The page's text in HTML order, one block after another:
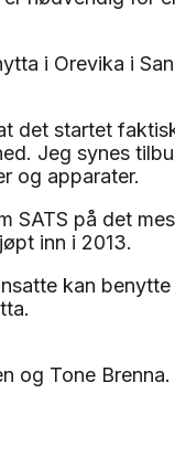
i Orevika i
det startet
Jeg synes
og apparater.
SATS på det
inn i 2013.
kan
og Tone